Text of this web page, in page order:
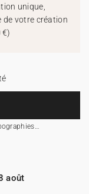
unique,
de votre création
€)
août